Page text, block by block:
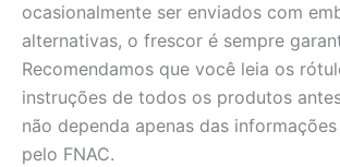
ocasionalmente ser enviados com
alternativas, o frescor é sempre
Recomendamos que você leia os
instruções de todos os produtos
não dependa apenas das
pelo FNAC.